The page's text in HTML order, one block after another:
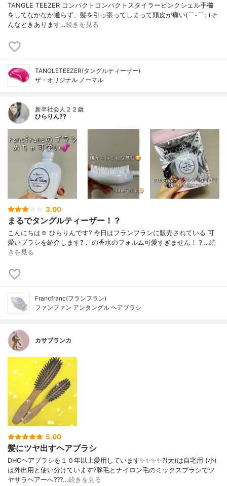
TANGLE TEEZER コンパクトコンパクトスタイラーピンクシェル手櫛
をしてなかなか通らず、髪を引っ張ってしまって頭皮が痛い(⌒-⌒; )そ
んなときあります…続きを見る
TANGLETEEZER(タングルティーザー)
ザ・オリジナル ノーマル
新卒社会人２２歳
ひらりん??
3.00
まるでタングルティーザー！？
こんにちは☺️ ひらりんです? 今日はフランフランに販売されている 可
愛いブラシを紹介します? この香水のフォルム可愛すぎません！？…続
きを見る
Francfranc(フランフラン)
ファンファン アンタングル ヘアブラシ
カサブランカ
5.00
髪にツヤ出すヘアブラシ
DHCヘアブラシを１０年以上愛用しています✨✨✨✨?️(大)は自宅用 (小)
は外出用と使い分けています?豚毛とナイロン毛のミックスブラシでツ
ヤサラヘアーへ???…続きを見る